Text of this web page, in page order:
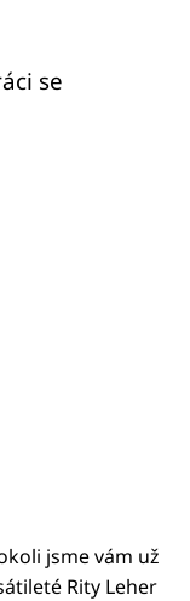
se
jsme vám už
Rity Leher